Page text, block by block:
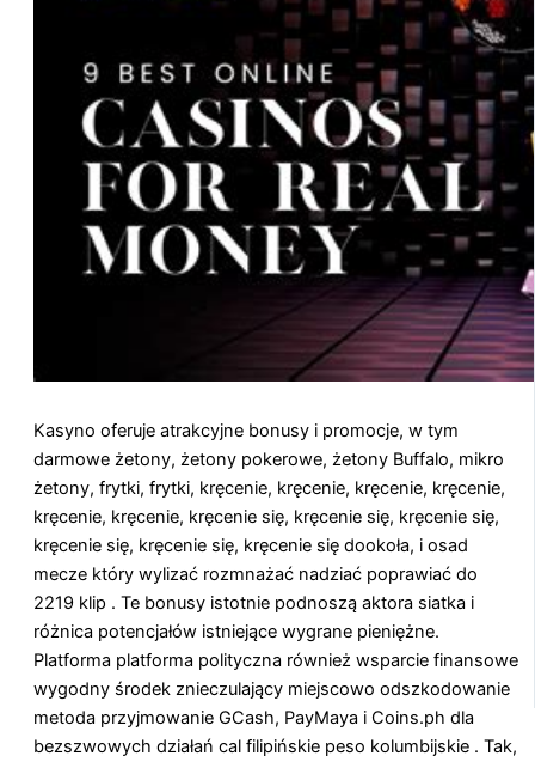
Kasyno oferuje atrakcyjne bonusy i promocje, w tym
darmowe żetony, żetony pokerowe, żetony Buffalo, mikro
żetony, frytki, frytki, kręcenie, kręcenie, kręcenie, kręcenie,
kręcenie, kręcenie, kręcenie się, kręcenie się, kręcenie się,
kręcenie się, kręcenie się, kręcenie się dookoła, i osad
mecze który wylizać rozmnażać nadziać poprawiać do
2219 klip . Te bonusy istotnie podnoszą aktora siatka i
różnica potencjałów istniejące wygrane pieniężne.
Platforma platforma polityczna również wsparcie finansowe
wygodny środek znieczulający miejscowo odszkodowanie
metoda przyjmowanie GCash, PayMaya i Coins.ph dla
bezszwowych działań cal filipińskie peso kolumbijskie . Tak,